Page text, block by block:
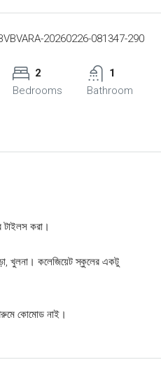
20260226-081347-290
2
Bedrooms
1
Bathroom
টাইলস করা।
খুলনা। কলেজিয়েট স্কুলের একটু
কোমোড নাই।